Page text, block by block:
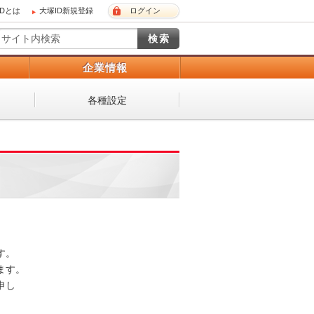
とは 大塚ID新規登録 ログイン
企業情報
各種設定
。
す。
し